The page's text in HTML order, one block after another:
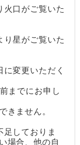
火口がご覧いた
り星がご覧いた
変更いただく
までにお申し
きません。
しておりま
場合、他の自